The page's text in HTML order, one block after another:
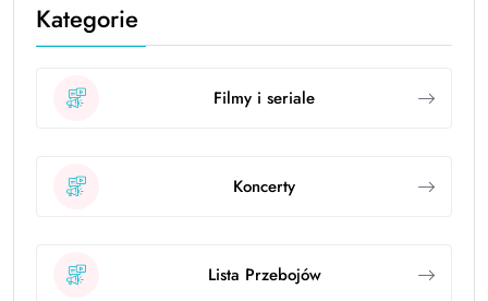
Kategorie
Filmy i seriale
Koncerty
Lista Przebojów